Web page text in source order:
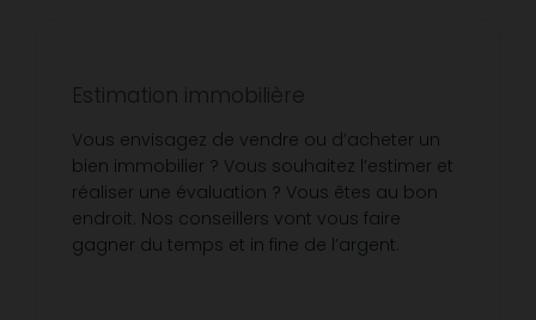
Estimation immobilière
Vous envisagez de vendre ou d’acheter un
bien immobilier ? Vous souhaitez l’estimer et
réaliser une évaluation ? Vous êtes au bon
endroit. Nos conseillers vont vous faire
gagner du temps et in fine de l’argent.